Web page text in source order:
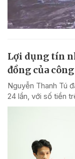
Lợi dụng tín
đồng của
Nguyễn Thanh Tú
24 lần, với số tiền